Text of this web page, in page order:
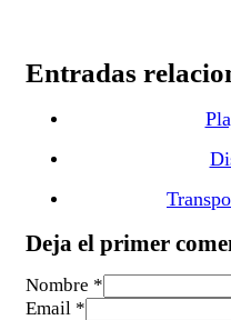
Entradas
Deja el primer
Nombre *
Email *